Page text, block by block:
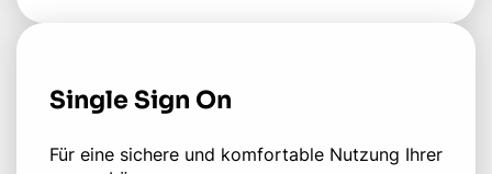
Single Sign On
Für eine sichere und komfortable Nutzung Ihrer